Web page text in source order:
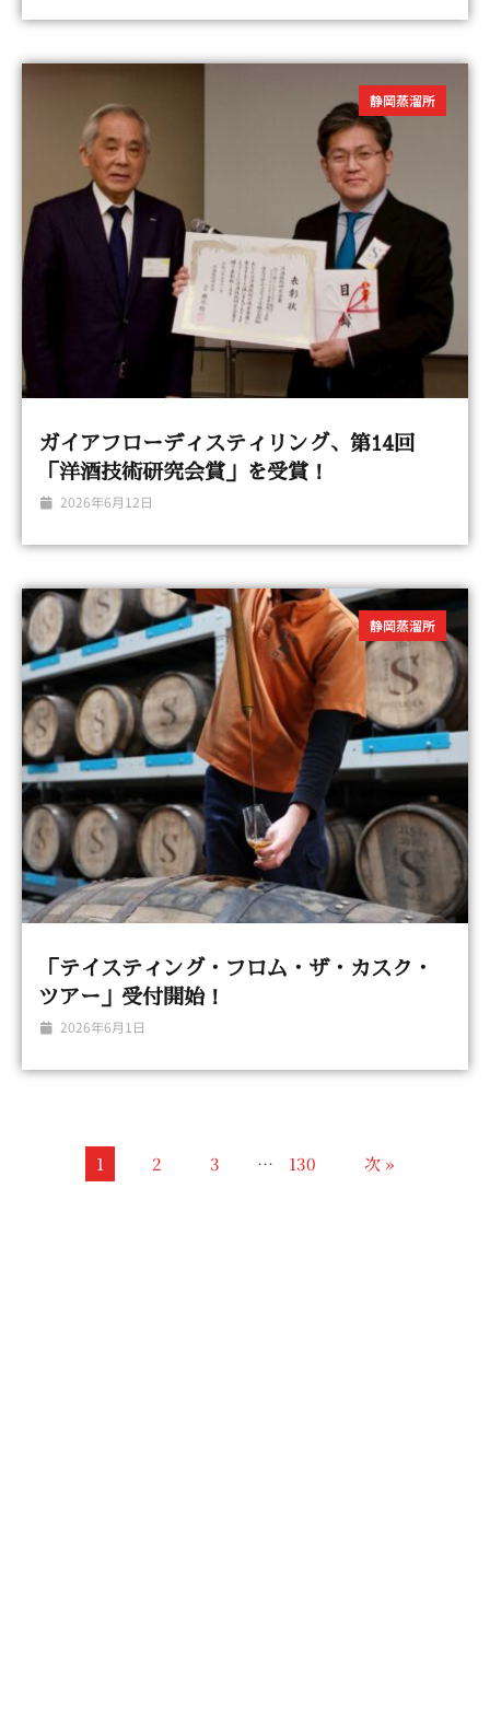
静岡蒸溜所
ガイアフローディスティリング、第14回
「洋酒技術研究会賞」を受賞！
2026年6月12日
静岡蒸溜所
「テイスティング・フロム・ザ・カスク・
ツアー」受付開始！
2026年6月1日
1 2 3 … 130 次 »